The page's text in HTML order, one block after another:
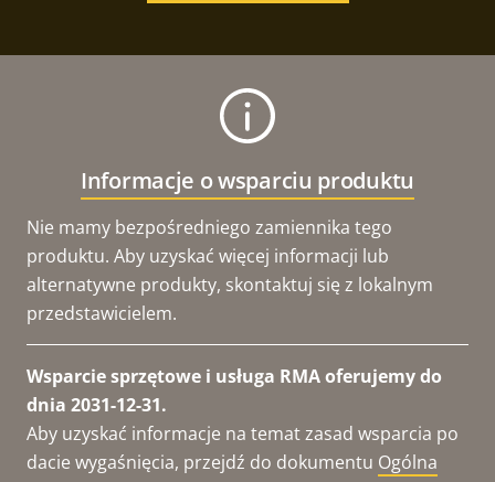
Informacje o wsparciu produktu
Nie mamy bezpośredniego zamiennika tego
produktu. Aby uzyskać więcej informacji lub
alternatywne produkty, skontaktuj się z lokalnym
przedstawicielem.
Wsparcie sprzętowe i usługa RMA oferujemy do
dnia 2031-12-31.
Aby uzyskać informacje na temat zasad wsparcia po
dacie wygaśnięcia, przejdź do dokumentu Ogólna